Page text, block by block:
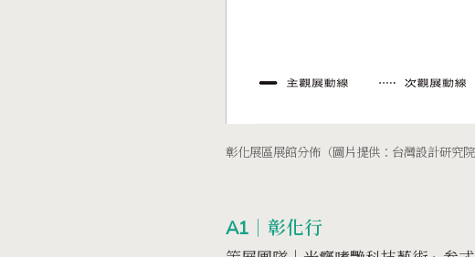
彰化展區展館分佈（圖片提供：台灣設計研究院
A1｜彰化行